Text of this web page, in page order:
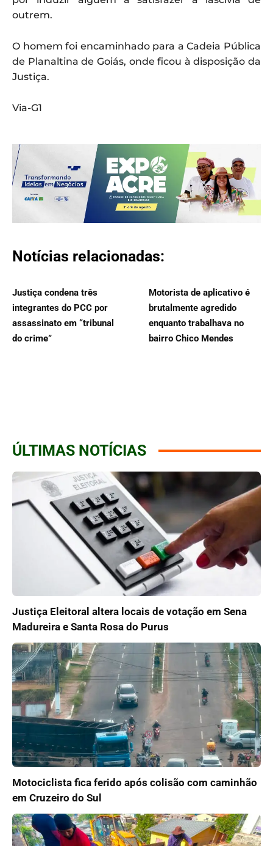
outrem.
O homem foi encaminhado para a Cadeia Pública
de Planaltina de Goiás, onde ficou à disposição da
Justiça.
Via-G1
Notícias relacionadas:
Justiça condena três
integrantes do PCC por
assassinato em “tribunal
do crime”
Motorista de aplicativo é
brutalmente agredido
enquanto trabalhava no
bairro Chico Mendes
ÚLTIMAS NOTÍCIAS
Justiça Eleitoral altera locais de votação em Sena
Madureira e Santa Rosa do Purus
Motociclista fica ferido após colisão com caminhão
em Cruzeiro do Sul